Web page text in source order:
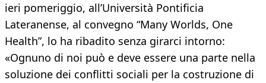
ieri pomeriggio, all’Università Pontificia
Lateranense, al convegno “Many Worlds, One
Health”, lo ha ribadito senza girarci intorno:
«Ognuno di noi può e deve essere una parte nella
soluzione dei conflitti sociali per la costruzione di